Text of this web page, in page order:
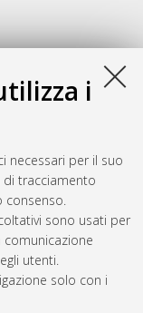
i
necessari per il suo
tracciamento
consenso.
sono usati per
comunicazione
utenti.
solo con i